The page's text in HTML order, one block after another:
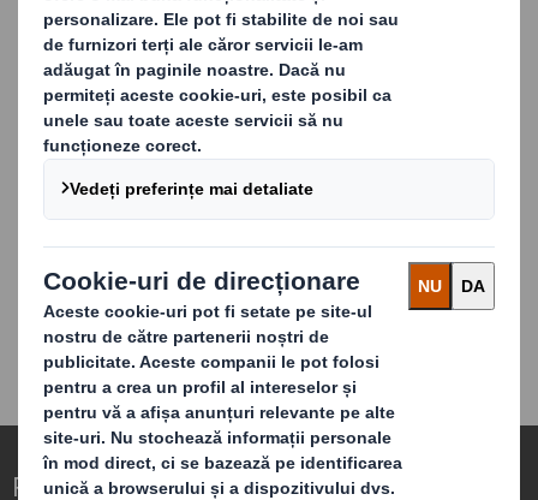
Rețeaua noastră de aprovizionare cu hârtie
cuprinde 13 fabrici europene de hârtie și două
fabrici de hârtie din SUA și lucrăm flexibil pentru a
ne asigura că răspundem cerințelor clienților noștri.
Lucrăm nonstop și, din multe dintre locațiile
noastre, putem răspunde solicitărilor urgente, cu
livrare în decurs de 24 de ore până la 48 de ore.
Putem expedia în diferite moduri și putem
dezvolta programe de transport predefinite care să
permită clienților noștri să distribuie volumul de
lucru în depozitele lor și să reducă timpii de
execuție din punctul de expediere.
Redefinirea Ambalajelor pentru o Lume în